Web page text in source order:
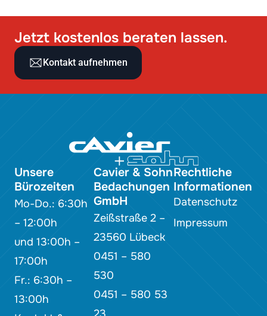
Jetzt kostenlos beraten lassen.
Kontakt aufnehmen
Unsere
Bürozeiten
Mo-Do.: 6:30h
– 12:00h
und 13:00h –
17:00h
Fr.: 6:30h –
13:00h
Cavier & Sohn
Bedachungen
GmbH
Zeißstraße 2 –
23560 Lübeck
0451 – 580
530
0451 – 580 53
Rechtliche
Informationen
Datenschutz
Impressum